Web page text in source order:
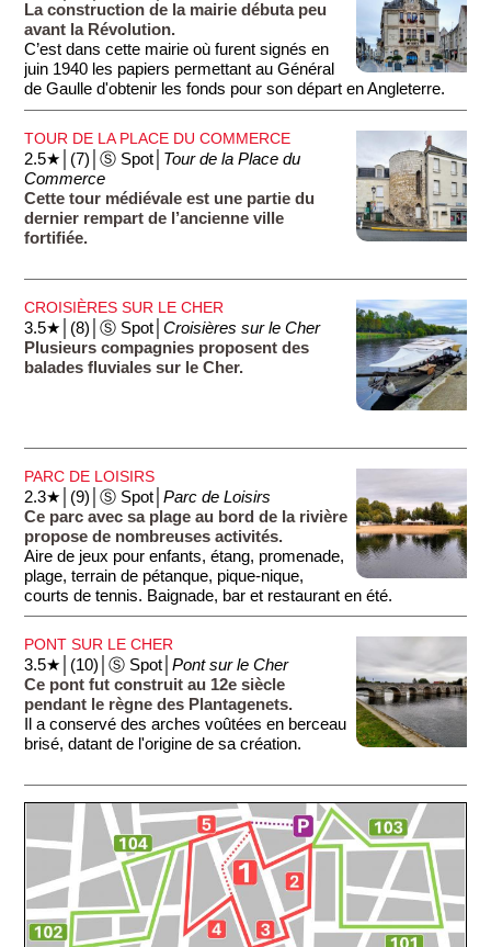
La construction de la mairie débuta peu
avant la Révolution.
C’est dans cette mairie où furent signés en
juin 1940 les papiers permettant au Général
de Gaulle d'obtenir les fonds pour son départ en Angleterre.
TOUR DE LA PLACE DU COMMERCE
2.5★│(7)│Ⓢ Spot│ Tour de la Place du
Commerce
Cette tour médiévale est une partie du
dernier rempart de l’ancienne ville
fortifiée.
CROISIÈRES SUR LE CHER
3.5★│(8)│Ⓢ Spot│Croisières sur le Cher
Plusieurs compagnies proposent des
balades fluviales sur le Cher.
PARC DE LOISIRS
2.3★│(9)│Ⓢ Spot│Parc de Loisirs
Ce parc avec sa plage au bord de la rivière
propose de nombreuses activités.
Aire de jeux pour enfants, étang, promenade,
plage, terrain de pétanque, pique-nique,
courts de tennis. Baignade, bar et restaurant en été.
PONT SUR LE CHER
3.5★│(10)│Ⓢ Spot│Pont sur le Cher
Ce pont fut construit au 12e siècle
pendant le règne des Plantagenets.
Il a conservé des arches voûtées en berceau
brisé, datant de l'origine de sa création.